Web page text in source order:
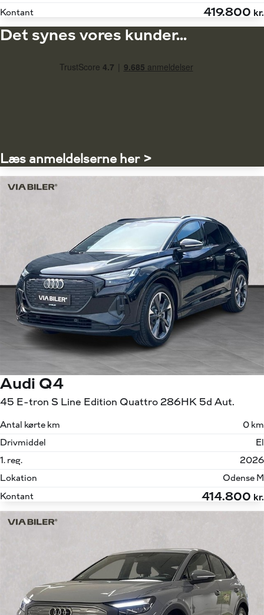
Kontant
419.800 kr.
Det synes vores kunder...
Læs anmeldelserne her >
Audi Q4
45 E-tron S Line Edition Quattro 286HK 5d Aut.
Antal kørte km
0 km
Drivmiddel
El
1. reg.
2026
Lokation
Odense M
Kontant
414.800 kr.